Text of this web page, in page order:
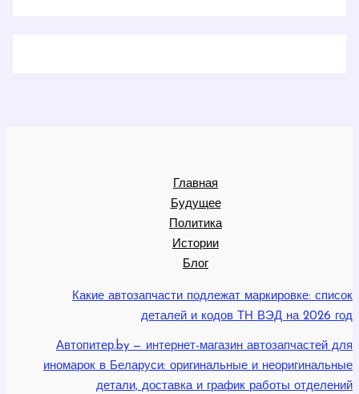
Главная
Будущее
Политика
Истории
Блог
Какие автозапчасти подлежат маркировке: список
деталей и кодов ТН ВЭД на 2026 год
Автопитер.by — интернет-магазин автозапчастей для
иномарок в Беларуси: оригинальные и неоригинальные
детали, доставка и график работы отделений